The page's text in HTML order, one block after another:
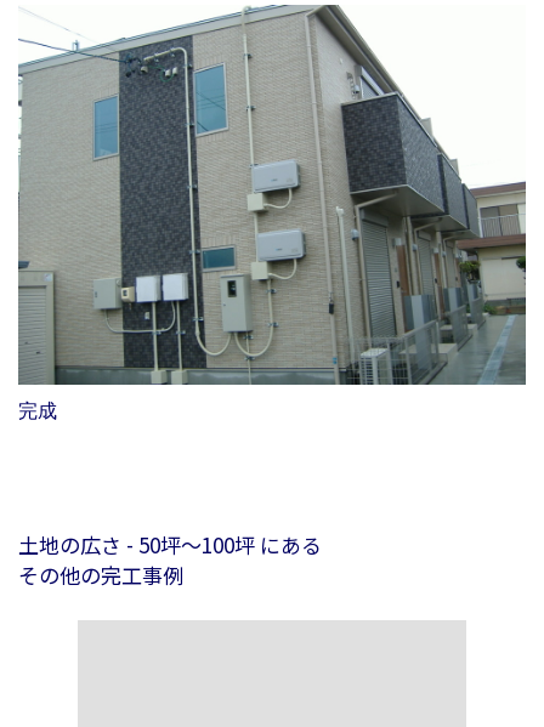
完成
土地の広さ - 50坪〜100坪 にある
その他の完工事例